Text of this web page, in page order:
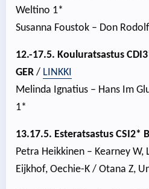
Weltino 1*
Susanna Foustok – Don
12.-17.5. Kouluratsastus
GER / LINKKI
Melinda Ignatius – Hans Im
1*
13.17.5. Esteratsastus CSI2*
Petra Heikkinen – Kearney W,
Eijkhof, Oechie-K / Otana Z,